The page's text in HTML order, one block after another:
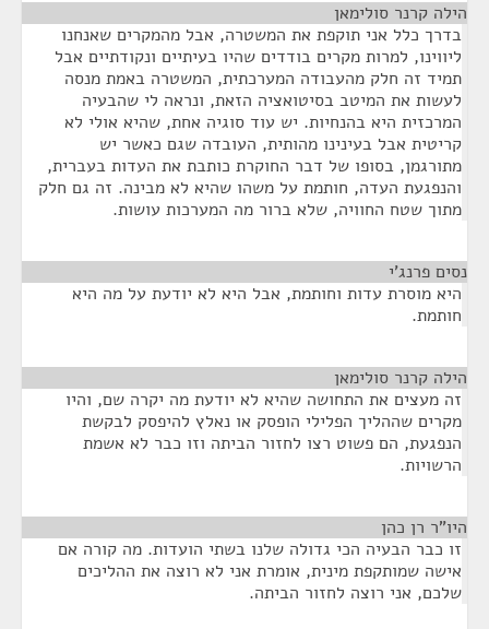
הילה קרנר סולימאן
בדרך כלל אני תוקפת את המשטרה, אבל מהמקרים שאנחנו
ליווינו, למרות מקרים בודדים שהיו בעיתיים ונקודתיים אבל
תמיד זה חלק מהעבודה המערכתית, המשטרה באמת מנסה
לעשות את המיטב בסיטואציה הזאת, ונראה לי שהבעיה
המרכזית היא בהנחיות. יש עוד סוגיה אחת, שהיא אולי לא
קריטית אבל בעינינו מהותית, העובדה שגם כאשר יש
מתורגמן, בסופו של דבר החוקרת כותבת את העדות בעברית,
והנפגעת העדה, חותמת על משהו שהיא לא מבינה. זה גם חלק
מתוך שטח החוויה, שלא ברור מה המערכות עושות.
נסים פרנג'י
היא מוסרת עדות וחותמת, אבל היא לא יודעת על מה היא
חותמת.
הילה קרנר סולימאן
זה מעצים את התחושה שהיא לא יודעת מה יקרה שם, והיו
מקרים שההליך הפלילי הופסק או נאלץ להיפסק לבקשת
הנפגעת, הם פשוט רצו לחזור הביתה וזו כבר לא אשמת
הרשויות.
היו"ר רן כהן
זו כבר הבעיה הכי גדולה שלנו בשתי הועדות. מה קורה אם
אישה שמותקפת מינית, אומרת אני לא רוצה את ההליכים
שלכם, אני רוצה לחזור הביתה.